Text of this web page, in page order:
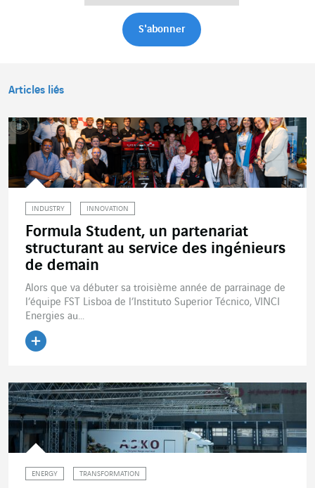
Articles liés
INDUSTRY INNOVATION
Formula Student, un partenariat
structurant au service des ingénieurs
de demain
Alors que va débuter sa troisième année de parrainage de
l’équipe FST Lisboa de l’Instituto Superior Técnico, VINCI
Energies au...
ENERGY TRANSFORMATION